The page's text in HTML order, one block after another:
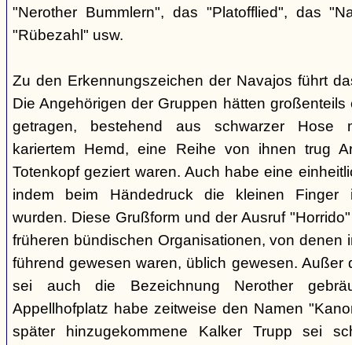
"Nerother Bummlern", das "Platofflied", das
"Rübezahl" usw.
Zu den Erkennungszeichen der Navajos führt
Die Angehörigen der Gruppen hätten
getragen, bestehend aus schwarzer Hose
kariertem Hemd, eine Reihe von ihnen trug
Totenkopf geziert waren. Auch habe eine
indem beim Händedruck die kleinen Finger
wurden. Diese Grußform und der Ausruf
früheren bündischen Organisationen, von denen
führend gewesen waren, üblich gewesen. Außer
sei auch die Bezeichnung Nerother
Appellhofplatz habe zeitweise den Namen
später hinzugekommene Kalker Trupp sei